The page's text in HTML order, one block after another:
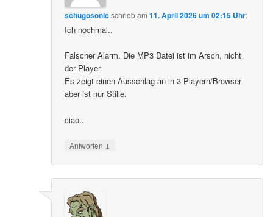
schugosonicschriebam11. April 2026 um 02:15 Uhr:
Ich nochmal..
Falscher Alarm. Die MP3 Datei ist im Arsch, nicht
der Player.
Es zeigt einen Ausschlag an in 3 Playern/Browser
aber ist nur Stille.
ciao..
Antworten ↓